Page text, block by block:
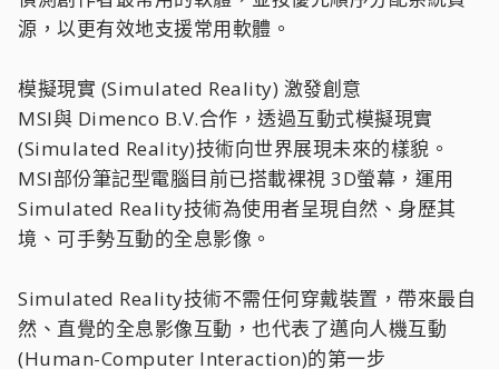
源，以更有效地支援常用軟體。
模擬現實 (Simulated Reality) 激發創意
MSI與 Dimenco B.V.合作，透過互動式模擬現實
(Simulated Reality)技術向世界展現未來的樣貌。
MSI部份筆記型電腦目前已搭載裸視 3D螢幕，運用
Simulated Reality技術為使用者呈現自然、身歷其
境、可手勢互動的全息影像。
Simulated Reality技術不需任何穿戴裝置，帶來最自
然、直覺的全息影像互動，也代表了邁向人機互動
(Human-Computer Interaction)的第一步